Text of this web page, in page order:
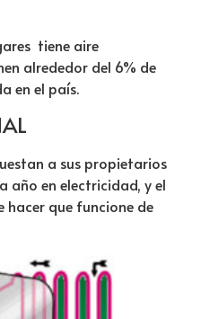
tiene aire
alrededor del 6% de
en el país.
a sus propietarios
año en electricidad, y el
que funcione de